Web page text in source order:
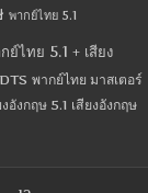
พากย์ไทย 5.1
ย์ไทย 5.1 + เสียง
พากย์ไทย มาสเตอร์
อังกฤษ 5.1 เสียงอังกฤษ